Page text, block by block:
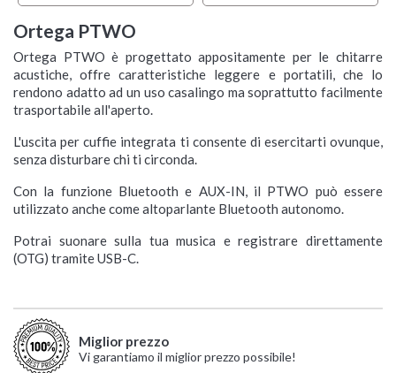
Ortega PTWO
Ortega PTWO è progettato appositamente per le chitarre
acustiche, offre caratteristiche leggere e portatili, che lo
rendono adatto ad un uso casalingo ma soprattutto facilmente
trasportabile all'aperto.
L'uscita per cuffie integrata ti consente di esercitarti ovunque,
senza disturbare chi ti circonda.
Con la funzione Bluetooth e AUX-IN, il PTWO può essere
utilizzato anche come altoparlante Bluetooth autonomo.
Potrai suonare sulla tua musica e registrare direttamente
(OTG) tramite USB-C.
Miglior prezzo
Vi garantiamo il miglior prezzo possibile!